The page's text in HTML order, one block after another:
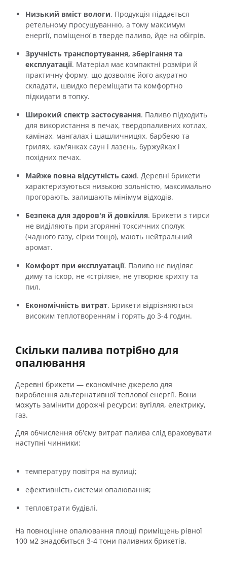
Низький вміст вологи. Продукція піддається
ретельному просушуванню, а тому максимум
енергії, поміщеної в тверде паливо, йде на обігрів.
Зручність транспортування, зберігання та
експлуатації. Матеріал має компактні розміри й
практичну форму, що дозволяє його акуратно
складати, швидко переміщати та комфортно
підкидати в топку.
Широкий спектр застосування. Паливо підходить
для використання в печах, твердопаливних котлах,
камінах, мангалах і шашличницях, барбекю та
грилях, кам'янках саун і лазень, буржуйках і
похідних печах.
Майже повна відсутність сажі. Деревні брикети
характеризуються низькою зольністю, максимально
прогорають, залишають мінімум відходів.
Безпека для здоров'я й довкілля. Брикети з тирси
не виділяють при згорянні токсичних сполук
(чадного газу, сірки тощо), мають нейтральний
аромат.
Комфорт при експлуатації. Паливо не виділяє
диму та іскор, не «стріляє», не утворює крихту та
пил.
Економічність витрат. Брикети відрізняються
високим теплотворенням і горять до 3-4 годин.
Скільки палива потрібно для
опалювання
Деревні брикети — економічне джерело для
вироблення альтернативної теплової енергії. Вони
можуть замінити дорожчі ресурси: вугілля, електрику,
газ.
Для обчислення об'єму витрат палива слід враховувати
наступні чинники:
температуру повітря на вулиці;
ефективність системи опалювання;
тепловтрати будівлі.
На повноцінне опалювання площі приміщень рівної
100 м2 знадобиться 3-4 тони паливних брикетів.